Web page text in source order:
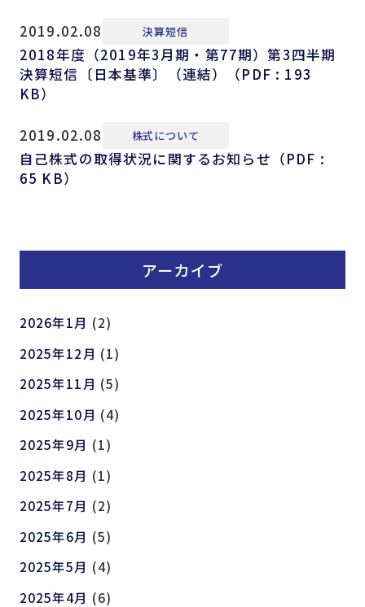
2019.02.08 決算短信
2018年度（2019年3月期・第77期）第3四半期
決算短信〔日本基準〕（連結）（PDF : 193
KB）
2019.02.08 株式について
自己株式の取得状況に関するお知らせ（PDF :
65 KB）
アーカイブ
2026年1月 (2)
2025年12月 (1)
2025年11月 (5)
2025年10月 (4)
2025年9月 (1)
2025年8月 (1)
2025年7月 (2)
2025年6月 (5)
2025年5月 (4)
2025年4月 (6)